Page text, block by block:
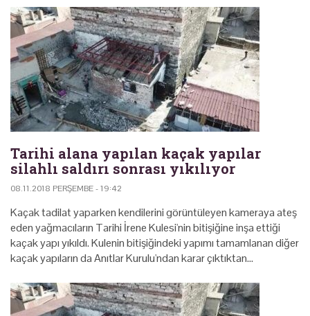
Tarihi alana yapılan kaçak yapılar
silahlı saldırı sonrası yıkılıyor
08.11.2018 PERŞEMBE - 19:42
Kaçak tadilat yaparken kendilerini görüntüleyen kameraya ateş
eden yağmacıların Tarihi İrene Kulesi'nin bitişiğine inşa ettiği
kaçak yapı yıkıldı. Kulenin bitişiğindeki yapımı tamamlanan diğer
kaçak yapıların da Anıtlar Kurulu'ndan karar çıktıktan…